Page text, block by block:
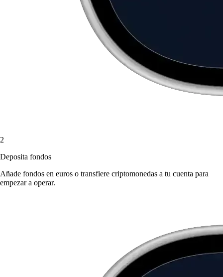
2
Deposita fondos
Añade fondos en euros o transfiere criptomonedas a tu cuenta para
empezar a operar.